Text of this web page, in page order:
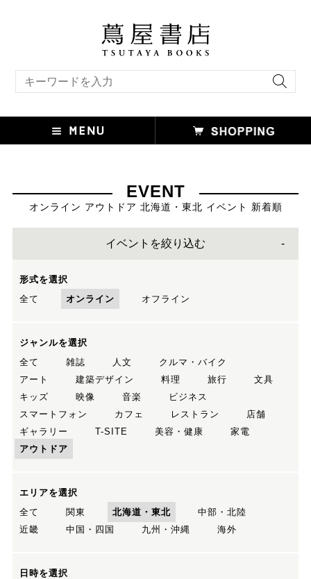
EVENT
オンライン アウトドア 北海道・東北 イベント 新着順
イベントを絞り込む
形式を選択
全て
オンライン オフライン
ジャンルを選択
全て
雑誌 人文
クルマ・バイク
アート
建築デザイン 料理 旅行
文具
キッズ
映像 音楽
ビジネス
スマートフォン
カフェ レストラン
店舗
ギャラリー
T-SITE 美容・健康
家電
アウトドア
エリアを選択
全て
関東 北海道・東北
中部・北陸
近畿
中国・四国 九州・沖縄 海外
日時を選択